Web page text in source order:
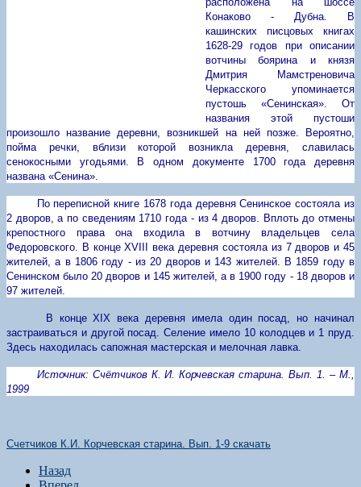
Конаково - Дубна. В
кашинских писцовых книгах
1628-29 годов при описании
вотчины боярина и князя
Дмитрия Мамстреновича
Черкасского упоминается
пустошь «Сенинская». От
названия этой пустоши
произошло название деревни, возникшей на ней позже. Вероятно,
пойма речки, вблизи которой возникла деревня, славилась
сенокосными угодьями. В одном документе 1700 года деревня
названа «Сенина».
По переписной книге 1678 года деревня Сенинское состояла из
2 дворов, а по сведениям 1710 года - из 4 дворов. Вплоть до отмены
крепостного права она входила в вотчину владельцев села
Федоровского. В конце XVIII века деревня состояла из 7 дворов и 45
жителей, а в 1806 году - из 20 дворов и 143 жителей. В 1859 году в
Сенинском было 20 дворов и 145 жителей, а в 1900 году - 18 дворов и
97 жителей.
В конце XIX века деревня имела один посад, но начинал
застраиваться и другой посад. Селение имело 10 колодцев и 1 пруд.
Здесь находилась сапожная мастерская и мелочная лавка.
Источник: Счётчиков К. И. Корчевская старина. Вып. 1. – М.,
1999
Счетчиков К.И. Корчевская старина. Вып. 1-9 скачать
Назад